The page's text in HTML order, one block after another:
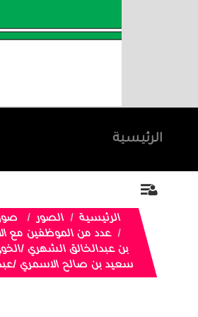
الرئيسية
الرئيسية الصور
عدد من الموظفين مع
بن عبدالخالق الشهري /
سعيد بن صالح الاسمري /